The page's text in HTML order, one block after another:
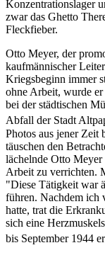
Konzentrationslager
zwar das Ghetto
Fleckfieber.
Otto Meyer, der
kaufmännischer
Kriegsbeginn immer
ohne Arbeit, wurde
bei der städtischen
Abfall der Stadt
Photos aus jener Zeit
täuschen den
lächelnde Otto Meyer
Arbeit zu verrichten.
"Diese Tätigkeit war
führen. Nachdem ich
hatte, trat die
sich eine
bis September 1944